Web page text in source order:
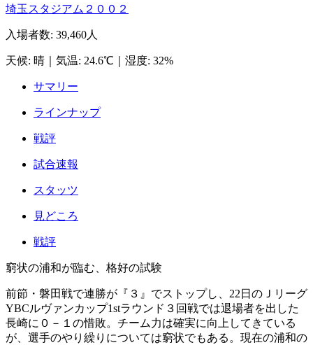
埼玉スタジアム２００２
入場者数: 39,460人
天候: 晴 気温: 24.6℃ 湿度: 32%
サマリー
ラインナップ
戦評
試合速報
スタッツ
見どころ
戦評
窮状の浦和が臨む、格好の試験
前節・磐田戦で連勝が『３』でストップし、22日のＪリーグ
YBCルヴァンカップ1stラウンド３回戦では退場者を出した
長崎に０－１の惜敗。チーム力は確実に向上してきている
が、選手のやり繰りについては窮状でもある。現在の浦和の